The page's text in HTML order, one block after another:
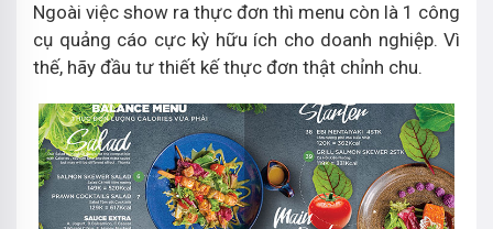
Ngoài việc show ra thực đơn thì menu còn là 1 công
cụ quảng cáo cực kỳ hữu ích cho doanh nghiệp. Vì
thế, hãy đầu tư thiết kế thực đơn thật chỉnh chu.